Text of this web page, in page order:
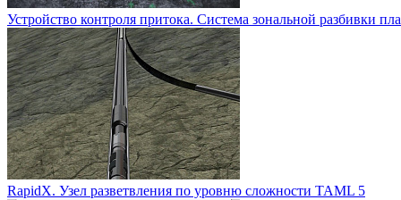
Устройство контроля притока. Система зональной разбивки
RapidX. Узел разветвления по уровню сложности TAML 5